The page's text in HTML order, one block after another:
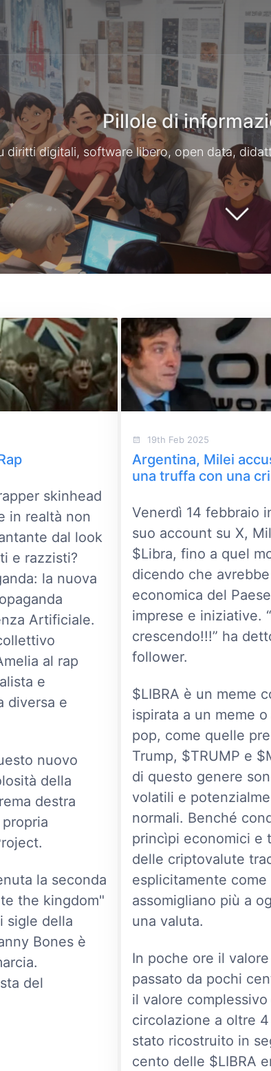
Pillole di
diritti digitali, software libero, open data,
skinhead
in realtà non
dal look
e razzisti?
la nuova
Artificiale.
al rap
e
diversa e
nuovo
della
destra
la seconda
the kingdom"
sigle della
Bones è
del
19th Feb 2025
Argentina, Milei
una truffa con una
Venerdì 14 febbraio
suo account su X,
$Libra, fino a quel
dicendo che
economica del
imprese e iniziative.
crescendo!!!” ha
follower.
$LIBRA è un meme
ispirata a un meme
pop, come quelle
Trump, $TRUMP e
di questo genere
volatili e
normali. Benché
princìpi economici e
delle criptovalute
esplicitamente
assomigliano più a
una valuta.
In poche ore il
passato da pochi
il valore
circolazione a oltre
stato ricostruito in
cento delle $LIBRA